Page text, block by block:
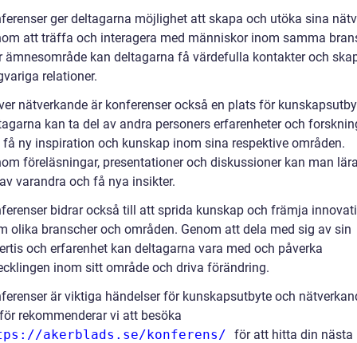
ger deltagarna möjlighet att skapa och utöka sina
att träffa och interagera med människor inom samma
ämnesområde kan deltagarna få värdefulla kontakter och
relationer.
nätverkande är konferenser också en plats för
kan ta del av andra personers erfarenheter och
få ny inspiration och kunskap inom sina respektive områden.
föreläsningar, presentationer och diskussioner kan man
varandra och få nya insikter.
bidrar också till att sprida kunskap och främja
olika branscher och områden. Genom att dela med sig av sin
och erfarenhet kan deltagarna vara med och påverka
inom sitt område och driva förändring.
är viktiga händelser för kunskapsutbyte och
rekommenderar vi att besöka
akerblads.se/konferens/ för att hitta din nästa